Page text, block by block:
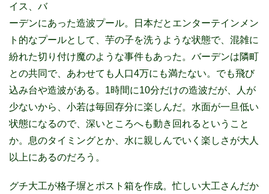
イス、バ
ーデンにあった造波プール。日本だとエンターテインメン
ト的なプールとして、芋の子を洗うような状態で、混雑に
紛れた切り付け魔のような事件もあった。バーデンは隣町
との共同で、あわせても人口4万にも満たない。でも飛び
込み台や造波がある。1時間に10分だけの造波だが、人が
少ないから、小若は毎回存分に楽しんだ。水面が一旦低い
状態になるので、深いところへも動き回れるということ
か。息のタイミングとか、水に親しんでいく楽しさが大人
以上にあるのだろう。
グチ大工が格子塀とポスト箱を作成。忙しい大工さんだか